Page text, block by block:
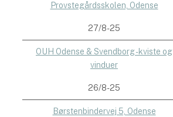
Provstegårdsskolen, Odense
27/8-25
OUH Odense & Svendborg - kviste og
vinduer
26/8-25
Børstenbindervej 5, Odense